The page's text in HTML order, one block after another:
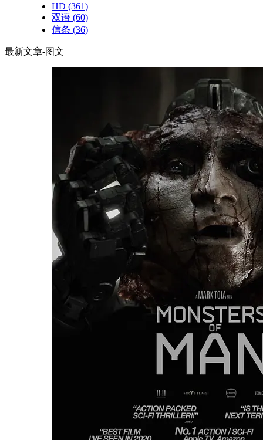
HD (361)
双语 (60)
信条 (36)
最新文章-图文